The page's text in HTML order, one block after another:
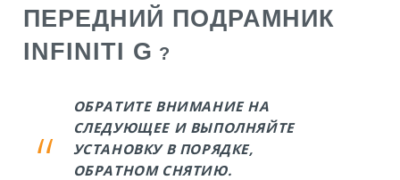
ПЕРЕДНИЙ ПОДРАМНИК
INFINITI G ?
ОБРАТИТЕ ВНИМАНИЕ НА
СЛЕДУЮЩЕЕ И ВЫПОЛНЯЙТЕ
УСТАНОВКУ В ПОРЯДКЕ,
ОБРАТНОМ СНЯТИЮ.